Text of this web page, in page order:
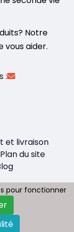
Notre
vous aider.
:
et livraison
Plan du site
pour fonctionner
pour fonctionner